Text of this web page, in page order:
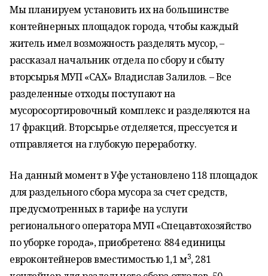
Мы планируем установить их на большинстве
контейнерных площадок города, чтобы каждый
житель имел возможность разделять мусор, –
рассказал начальник отдела по сбору и сбыту
вторсырья МУП «САХ» Владислав Залилов. – Все
разделенные отходы поступают на
мусоросортировочный комплекс и разделяются на
17 фракций. Вторсырье отделяется, прессуется и
отправляется на глубокую переработку.
На данный момент в Уфе установлено 118 площадок
для раздельного сбора мусора за счет средств,
предусмотренных в тарифе на услуги
регионального оператора МУП «Спецавтохозяйство
по уборке города», приобретено: 884 единицы
евроконтейнеров вместимостью 1,1 м3, 281